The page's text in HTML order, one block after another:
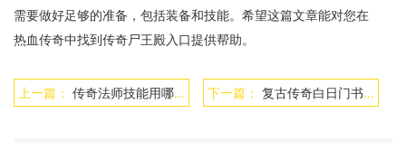
需要做好足够的准备，包括装备和技能。希望这篇文章能对您在
热血传奇中找到传奇尸王殿入口提供帮助。
上一篇： 传奇法师技能用哪个 下一篇： 复古传奇白日门书页在哪兑换